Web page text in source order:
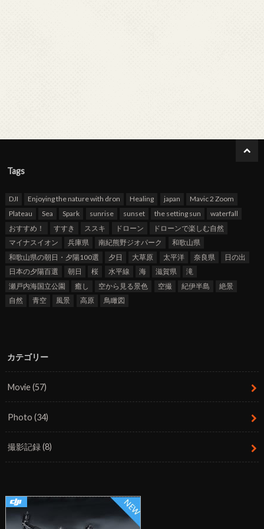
Tags
DJI Enjoying the nature with dron Healing japan
Mavic 2 Zoom
Plateau
Sea Spark sunrise sunset the setting sun
waterfall
おすすめ！
すすき ススキ ドローン
ドローンで楽しむ自然
マイナスイオン
兵庫県 南紀熊野ジオパーク
和歌山県
和歌山県の朝日・夕陽100選
夕日 大草原 太平洋 奈良県
日の出
日本の夕陽百選
朝日 桜 水平線 海 滋賀県
滝
瀬戸内海国立公園
癒し 空から見る景色 空撮 紀伊半島
絶景
自然
青空 風景 高原 鳥瞰図
カテゴリー
Movie(57)
Photo(34)
撮影記録(8)